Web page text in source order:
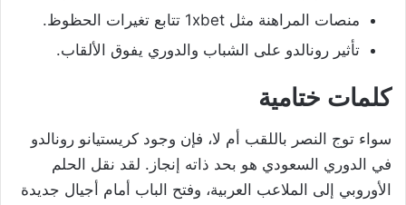
منصات المراهنة مثل 1xbet تتابع تغيرات الحظوظ.
تأثير رونالدو على الشباب والدوري يفوق الألقاب.
كلمات ختامية
سواء توج النصر باللقب أم لا، فإن وجود كريستيانو رونالدو
في الدوري السعودي هو بحد ذاته إنجاز. لقد نقل الحلم
الأوروبي إلى الملاعب العربية، وفتح الباب أمام أجيال جديدة